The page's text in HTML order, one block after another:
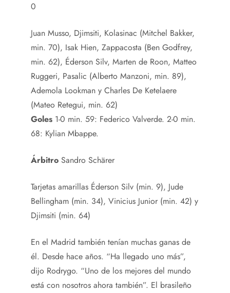
0
Juan Musso, Djimsiti, Kolasinac (Mitchel Bakker,
min. 70), Isak Hien, Zappacosta (Ben Godfrey,
min. 62), Éderson Silv, Marten de Roon, Matteo
Ruggeri, Pasalic (Alberto Manzoni, min. 89),
Ademola Lookman y Charles De Ketelaere
(Mateo Retegui, min. 62)
Goles 1-0 min. 59: Federico Valverde. 2-0 min.
68: Kylian Mbappe.
Árbitro Sandro Schärer
Tarjetas amarillas Éderson Silv (min. 9), Jude
Bellingham (min. 34), Vinicius Junior (min. 42) y
Djimsiti (min. 64)
En el Madrid también tenían muchas ganas de
él. Desde hace años. “Ha llegado uno más”,
dijo Rodrygo. “Uno de los mejores del mundo
está con nosotros ahora también”. El brasileño